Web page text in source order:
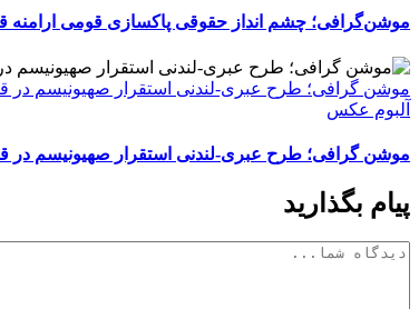
موشن‌گرافی؛ چشم انداز حقوقی پاکسازی قومی ارامنه
موشن گرافی؛ طرح عبری-لندنی استقرار صهیونیسم در
آلبوم عکس
موشن گرافی؛ طرح عبری-لندنی استقرار صهیونیسم در
پیام بگذارید
دیدگاه